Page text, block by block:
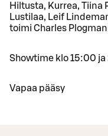
Hiltusta, Kurrea, Tiina
Lustilaa, Leif
toimi Charles
Showtime klo 15:00 ja
Vapaa pääsy